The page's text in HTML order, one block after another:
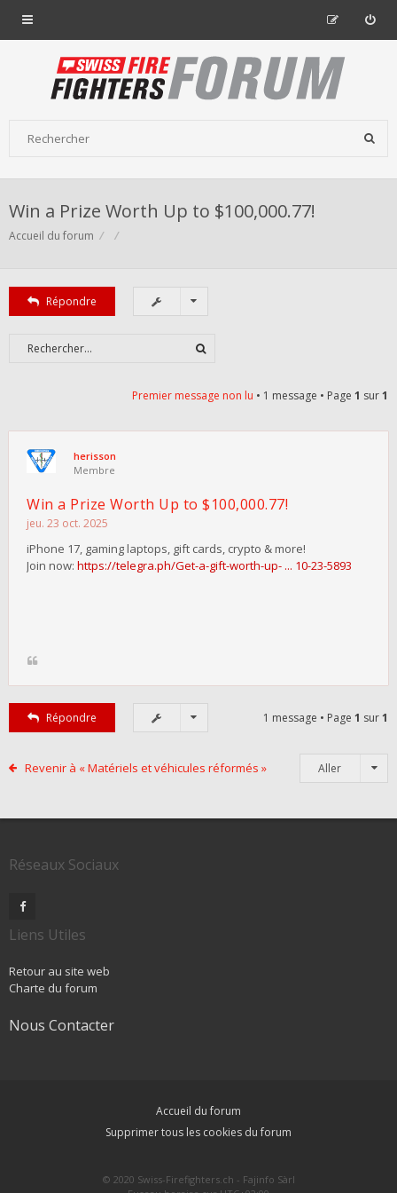
Win a Prize Worth Up to $100,000.77!
Accueil du forum
Répondre
Premier message non lu • 1 message • Page 1 sur1
herisson
Membre
Win a Prize Worth Up to $100,000.77!
jeu. 23 oct. 2025
iPhone 17, gaming laptops, gift cards, crypto & more!
Join now: https://telegra.ph/Get-a-gift-worth-up- ... 10-23-5893
Répondre 1 message • Page 1 sur1
Revenir à « Matériels et véhicules réformés » Aller
Réseaux Sociaux
Liens Utiles
Retour au site web
Charte du forum
Nous Contacter
Accueil du forum
Supprimer tous les cookies du forum
© 2020 Swiss-Firefighters.ch - Fajinfo Sàrl